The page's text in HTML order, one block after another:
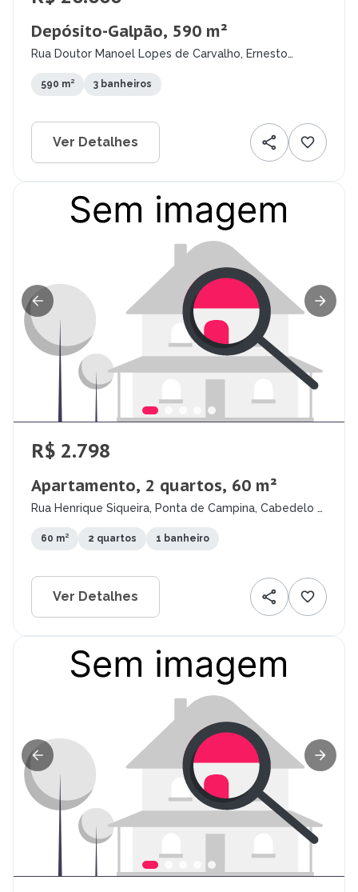
Depósito-Galpão, 590 m²
Rua Doutor Manoel Lopes de Carvalho, Ernesto
590 m² 3 banheiros
Ver Detalhes
R$ 2.798
Apartamento, 2 quartos, 60 m²
Rua Henrique Siqueira, Ponta de Campina, Cabedelo -
60 m² 2 quartos 1 banheiro
Ver Detalhes